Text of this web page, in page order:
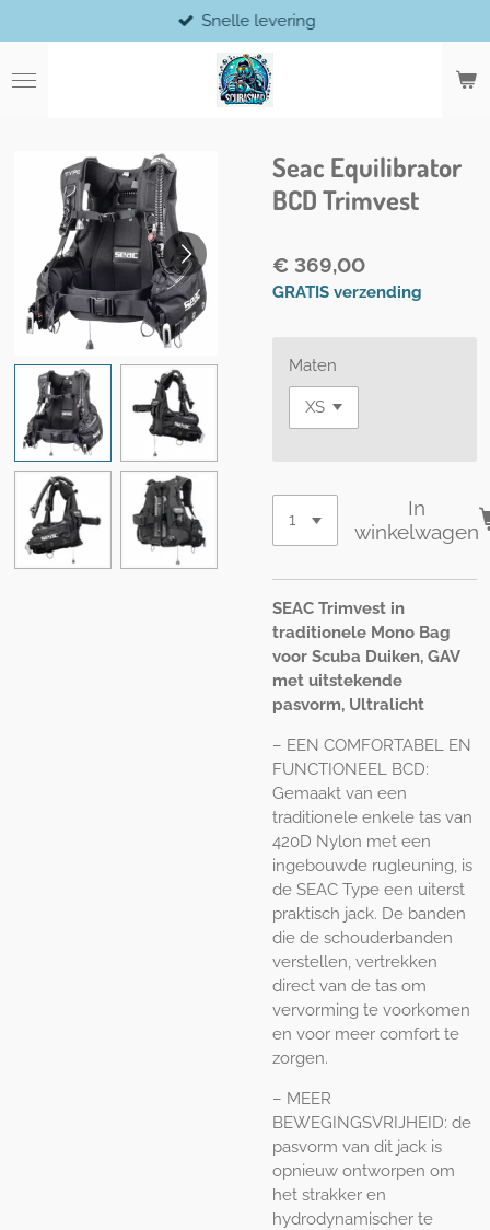
direct
naar
de
Snelle levering
Seac Equilibrator
BCD Trimvest
€ 369,00
GRATIS verzending
Maten
In
winkelwagen
SEAC Trimvest in
traditionele Mono Bag
voor Scuba Duiken, GAV
met uitstekende
pasvorm, Ultralicht
– EEN COMFORTABEL EN
FUNCTIONEEL BCD:
Gemaakt van een
traditionele enkele tas van
420D Nylon met een
ingebouwde rugleuning, is
de SEAC Type een uiterst
praktisch jack. De banden
die de schouderbanden
verstellen, vertrekken
direct van de tas om
vervorming te voorkomen
en voor meer comfort te
zorgen.
– MEER
BEWEGINGSVRIJHEID: de
pasvorm van dit jack is
opnieuw ontworpen om
het strakker en
hydrodynamischer te